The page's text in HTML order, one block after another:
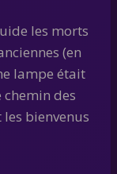
les morts
(en
lampe était
des
bienvenus